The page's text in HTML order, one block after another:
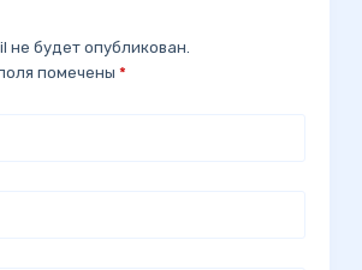
не будет опубликован.
помечены *